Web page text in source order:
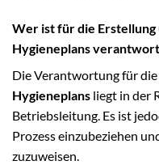
Wer ist für die Erstellung
Hygieneplans
Die Verantwortung für
Hygieneplans liegt in der
Betriebsleitung. Es ist
Prozess einzubeziehen
zuzuweisen.